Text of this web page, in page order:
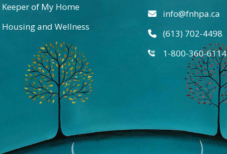
Keeper of My Home
Housing and Wellness
info@fnhpa.ca
(613) 702-4498
1-800-360-6114